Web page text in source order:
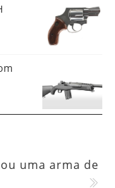
uma arma de